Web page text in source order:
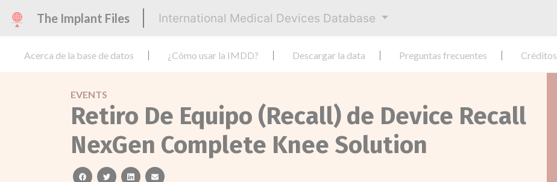
The Implant Files International Medical Devices Database
Acerca de la base de datos ¿Cómo usar la IMDD? Descargar la data Preguntas frecuentes Créditos
EVENTS
Retiro De Equipo (Recall) de Device Recall
NexGen Complete Knee Solution
facebooktwitterlinkedinemail